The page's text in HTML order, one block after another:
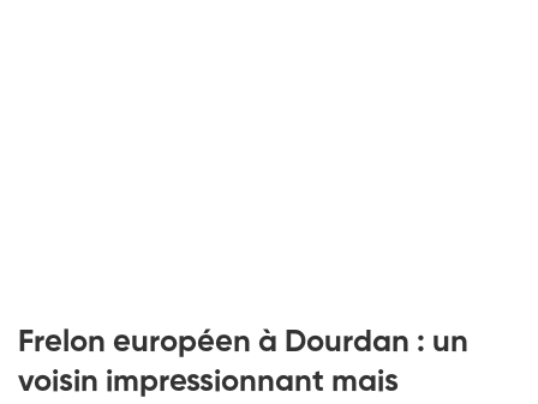
Frelon européen à Dourdan : un
voisin impressionnant mais